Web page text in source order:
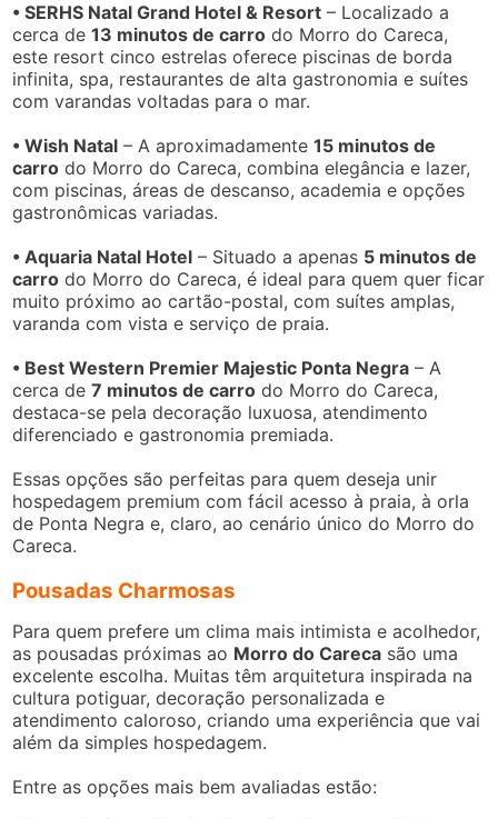
• SERHS Natal Grand Hotel & Resort – Localizado a
cerca de13 minutos de carro do Morro do Careca,
este resort cinco estrelas oferece piscinas de borda
infinita, spa, restaurantes de alta gastronomia e suítes
com varandas voltadas para o mar.
• Wish Natal – A aproximadamente15 minutos de
carro do Morro do Careca, combina elegância e lazer,
com piscinas, áreas de descanso, academia e opções
gastronômicas variadas.
• Aquaria Natal Hotel – Situado a apenas 5 minutos de
carro do Morro do Careca, é ideal para quem quer ficar
muito próximo ao cartão-postal, com suítes amplas,
varanda com vista e serviço de praia.
• Best Western Premier Majestic Ponta Negra – A
cerca de7 minutos de carro do Morro do Careca,
destaca-se pela decoração luxuosa, atendimento
diferenciado e gastronomia premiada.
Essas opções são perfeitas para quem deseja unir
hospedagem premium com fácil acesso à praia, à orla
de Ponta Negra e, claro, ao cenário único do Morro do
Careca.
Pousadas Charmosas
Para quem prefere um clima mais intimista e acolhedor,
as pousadas próximas ao Morro do Careca são uma
excelente escolha. Muitas têm arquitetura inspirada na
cultura potiguar, decoração personalizada e
atendimento caloroso, criando uma experiência que vai
além da simples hospedagem.
Entre as opções mais bem avaliadas estão: